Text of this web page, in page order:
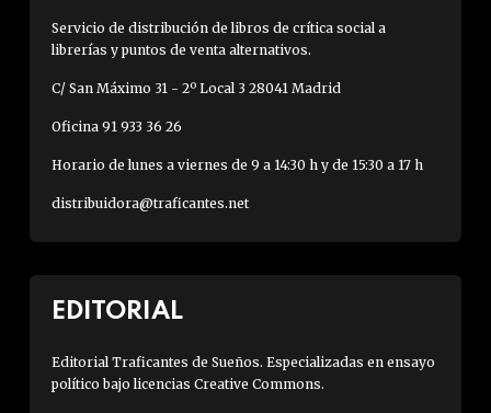
Servicio de distribución de libros de crítica social a
librerías y puntos de venta alternativos.
C/ San Máximo 31 - 2º Local 3 28041 Madrid
Oficina 91 933 36 26
Horario de lunes a viernes de 9 a 14:30 h y de 15:30 a 17 h
distribuidora@traficantes.net
EDITORIAL
Editorial Traficantes de Sueños. Especializadas en ensayo
político bajo licencias Creative Commons.